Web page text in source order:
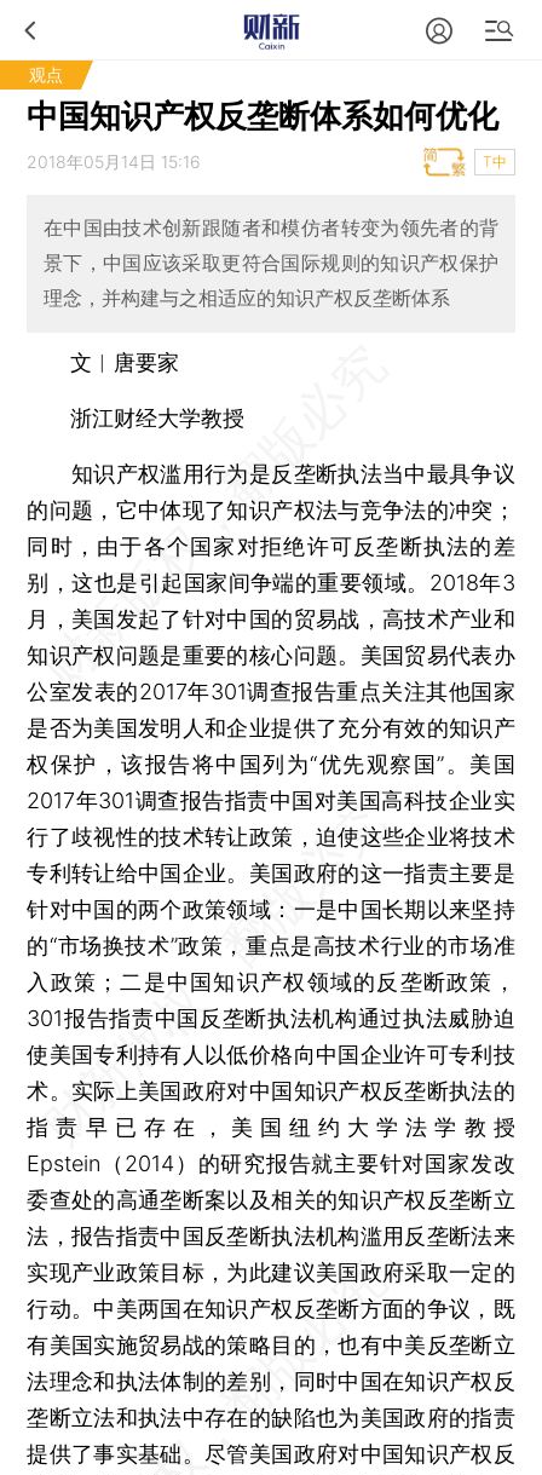
观点
中国知识产权反垄断体系如何优化
2018年05月14日 15:16 T中
在中国由技术创新跟随者和模仿者转变为领先者的背
景下，中国应该采取更符合国际规则的知识产权保护
理念，并构建与之相适应的知识产权反垄断体系
文︱唐要家
浙江财经大学教授
知识产权滥用行为是反垄断执法当中最具争议
的问题，它中体现了知识产权法与竞争法的冲突；
同时，由于各个国家对拒绝许可反垄断执法的差
别，这也是引起国家间争端的重要领域。2018年3
月，美国发起了针对中国的贸易战，高技术产业和
知识产权问题是重要的核心问题。美国贸易代表办
公室发表的2017年301调查报告重点关注其他国家
是否为美国发明人和企业提供了充分有效的知识产
权保护，该报告将中国列为“优先观察国”。美国
2017年301调查报告指责中国对美国高科技企业实
行了歧视性的技术转让政策，迫使这些企业将技术
专利转让给中国企业。美国政府的这一指责主要是
针对中国的两个政策领域：一是中国长期以来坚持
的“市场换技术”政策，重点是高技术行业的市场准
入政策；二是中国知识产权领域的反垄断政策，
301报告指责中国反垄断执法机构通过执法威胁迫
使美国专利持有人以低价格向中国企业许可专利技
术。实际上美国政府对中国知识产权反垄断执法的
指责早已存在，美国纽约大学法学教授
Epstein（2014）的研究报告就主要针对国家发改
委查处的高通垄断案以及相关的知识产权反垄断立
法，报告指责中国反垄断执法机构滥用反垄断法来
实现产业政策目标，为此建议美国政府采取一定的
行动。中美两国在知识产权反垄断方面的争议，既
有美国实施贸易战的策略目的，也有中美反垄断立
法理念和执法体制的差别，同时中国在知识产权反
垄断立法和执法中存在的缺陷也为美国政府的指责
提供了事实基础。尽管美国政府对中国知识产权反